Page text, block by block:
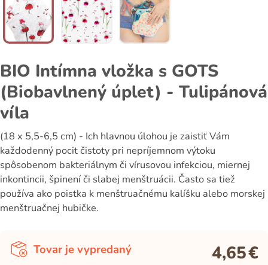
BIO Intímna vložka s GOTS
(Biobavlnený úplet) - Tulipánová
víla
(18 x 5,5-6,5 cm) - Ich hlavnou úlohou je zaistiť Vám
každodenný pocit čistoty pri nepríjemnom výtoku
spôsobenom bakteriálnym či vírusovou infekciou, miernej
inkontincii, špinení či slabej menštruácii. Často sa tiež
používa ako poistka k menštruačnému kalíšku alebo morskej
menštruačnej hubičke.
Tovar je vypredaný 4,65€